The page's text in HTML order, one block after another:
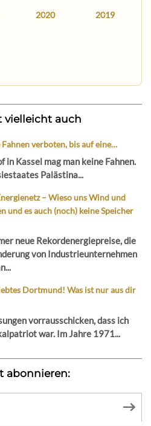
2020 2019
vielleicht auch
verboten, bis auf eine…
in Kassel mag man keine Fahnen.
Palästina...
– Wieso uns Wind und
und es auch (noch) keine Speicher
neue Rekordenergiepreise, die
von Industrieunternehmen
Dortmund! Was ist nur aus dir
vorrausschicken, dass ich
war. Im Jahre 1971...
abonnieren: